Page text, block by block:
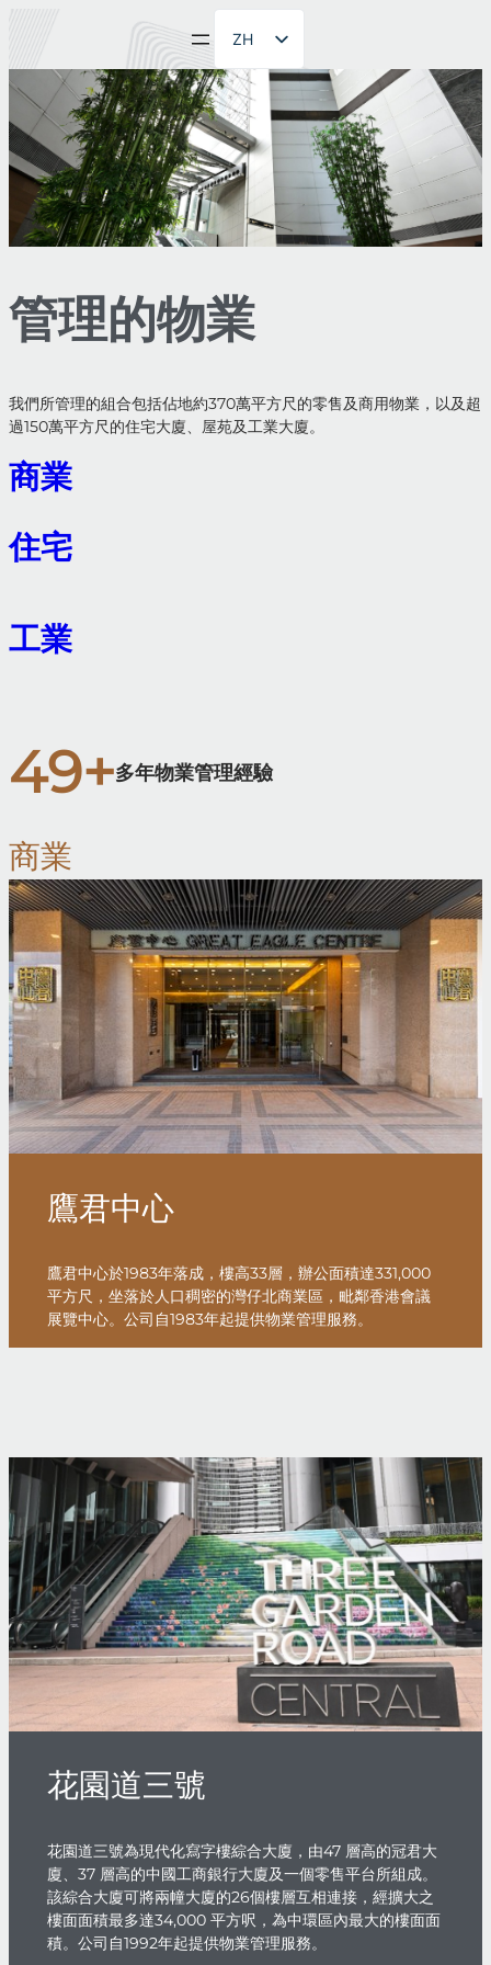
ZH
EN
管理的物業
我們所管理的組合包括佔地約370萬平方尺的零售及商用物業，以及超
過150萬平方尺的住宅大廈、屋苑及工業大廈。
商業
住宅
工業
50+多年物業管理經驗
商業
鷹君中心
鷹君中心於1983年落成，樓高33層，辦公面積達331,000
平方尺，坐落於人口稠密的灣仔北商業區，毗鄰香港會議
展覽中心。公司自1983年起提供物業管理服務。
花園道三號
花園道三號為現代化寫字樓綜合大廈，由47 層高的冠君大
廈、37 層高的中國工商銀行大廈及一個零售平台所組成。
該綜合大廈可將兩幢大廈的26個樓層互相連接，經擴大之
樓面面積最多達34,000 平方呎，為中環區內最大的樓面面
積。公司自1992年起提供物業管理服務。